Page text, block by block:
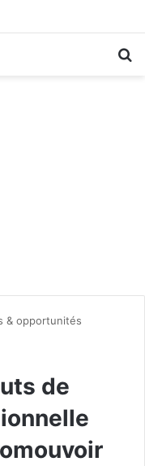
& opportunités
de